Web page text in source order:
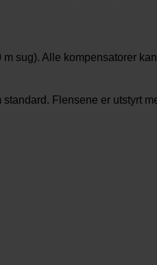
sug). Alle kompensatorer
Flensene er utstyrt